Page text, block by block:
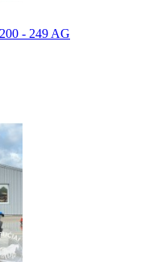
- 249 AG